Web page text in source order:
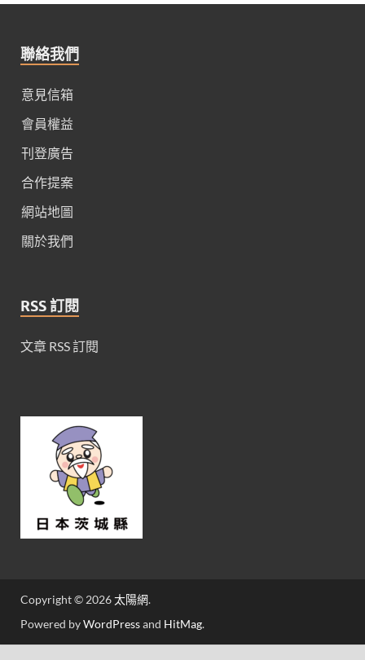
聯絡我們
意見信箱
會員權益
刊登廣告
合作提案
網站地圖
關於我們
RSS 訂閱
文章 RSS 訂閱
Copyright © 2026太陽網.
Powered byWordPressand HitMag.